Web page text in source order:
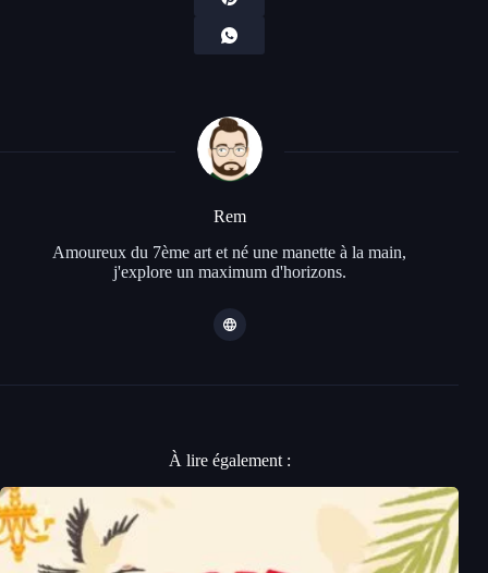
Rem
Amoureux du 7ème art et né une manette à la main,
j'explore un maximum d'horizons.
À lire également :